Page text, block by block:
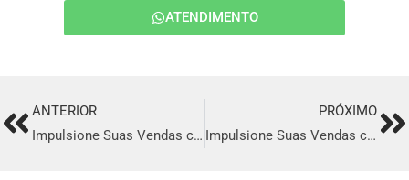
ATENDIMENTO
PrevANTERIOR
Impulsione Suas Vendas com o Melhor Sistema de Delivery em Mariana
PRÓXIMO
Impulsione Suas Vendas com o Melhor Sistema de Delivery em Três Pontas